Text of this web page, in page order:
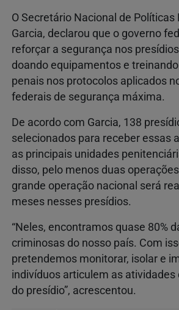
O Secretário Nacional de Políticas
Garcia, declarou que o governo
reforçar a segurança nos
doando equipamentos e
penais nos protocolos aplicados
federais de segurança máxima.
De acordo com Garcia, 138
selecionados para receber essas
as principais unidades
disso, pelo menos duas
grande operação nacional será
meses nesses presídios.
“Neles, encontramos quase 80%
criminosas do nosso país. Com
pretendemos monitorar, isolar e
indivíduos articulem as atividades
do presídio”, acrescentou.